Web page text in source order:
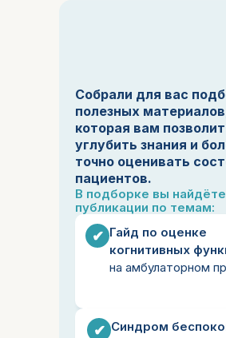
Собрали для вас
полезных
которая вам позволит
углубить знания и
точно оценивать
пациентов.
В подборке вы найдёте
публикации по темам:
✔ Гайд по оценке
когнитивных
на амбулаторном
✔ Синдром